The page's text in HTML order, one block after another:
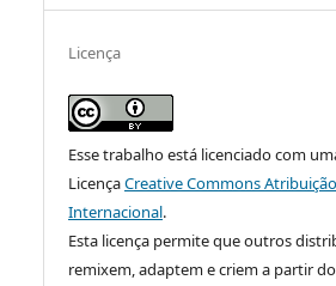
Licença
Esse trabalho está licenciado com
LicençaCreative Commons
Internacional.
Esta licença permite que outros
remixem, adaptem e criem a partir